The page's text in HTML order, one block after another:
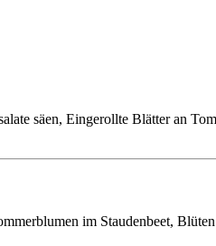
säen, Eingerollte Blätter an
im Staudenbeet,